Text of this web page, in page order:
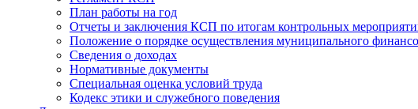
План работы на год
Отчеты и заключения КСП по итогам контрольных
Положение о порядке осуществления муниципального
Сведения о доходах
Нормативные документы
Специальная оценка условий труда
Кодекс этики и служебного поведения